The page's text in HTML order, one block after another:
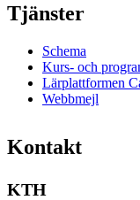
Tjänster
Schema
Kurs- och
Lärplattformen
Webbmejl
Kontakt
KTH